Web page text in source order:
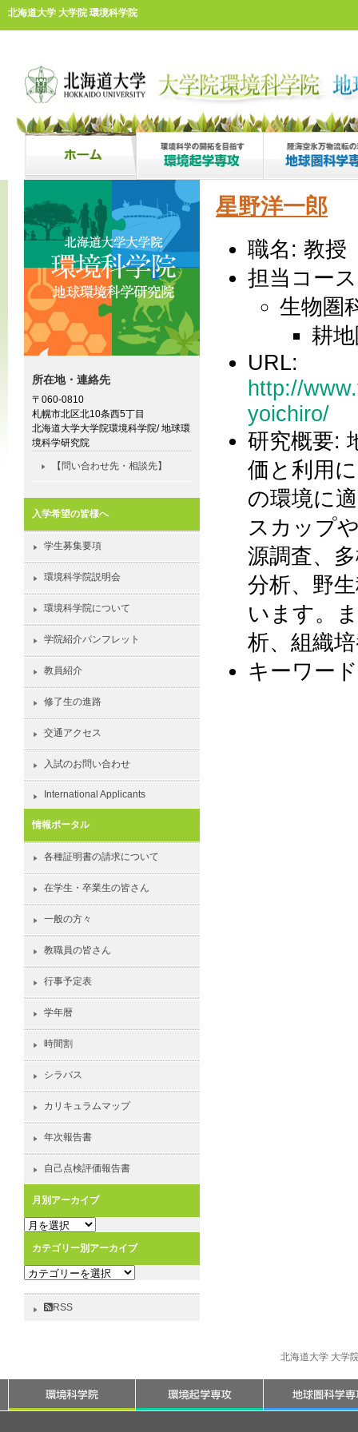
北海道大学 大学院 環境科学院
星野洋一郎
職名: 教授
担当コー
生物圏
耕
URL:
http://
yoichiro/
研究概要:
価と利用
の環境に
スカップ
源調査、
分析、野
います。
析、組織
キーワー
所在地・連絡先
〒060-0810
札幌市北区北10条西5丁目
北海道大学大学院環境科学院/ 地球環
境科学研究院
【問い合わせ先・相談先】
入学希望の皆様へ
学生募集要項
環境科学院説明会
環境科学院について
学院紹介パンフレット
教員紹介
修了生の進路
交通アクセス
入試のお問い合わせ
International Applicants
情報ポータル
各種証明書の請求について
在学生・卒業生の皆さん
一般の方々
教職員の皆さん
行事予定表
学年暦
時間割
シラバス
カリキュラムマップ
年次報告書
自己点検評価報告書
月別アーカイブ
月
ー
カ
イ
カテゴリー別アーカイブ
カ
ゴ
カ
RSS
北海道大学 大学